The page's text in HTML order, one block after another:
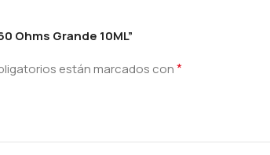
Ohms Grande 10ML”
están marcados con*